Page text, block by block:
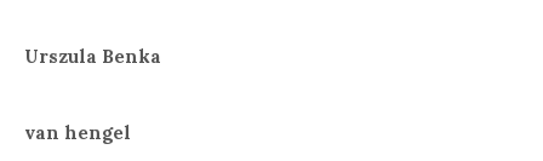
Urszula Benka
van hengel